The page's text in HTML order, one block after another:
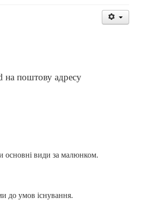
на поштову адресу
основні види за малюнком.
до умов існування.